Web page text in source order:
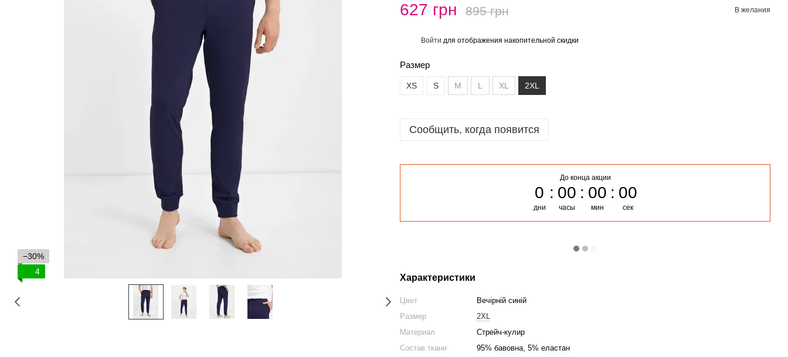
−30%
4
627 грн 895 грн В желания
Войти для отображения накопительной скидки
Размер
XS S M L XL 2XL
Сообщить, когда появится
До конца акции
0
дни
00
часы
00
мин
00
сек
Характеристики
Цвет
Вечірній синій
Размер
2XL
Материал
Стрейч-кулир
Состав ткани
95% бавовна, 5% еластан